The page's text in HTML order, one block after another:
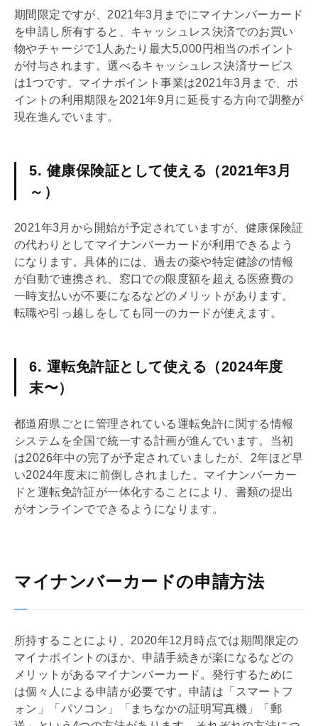
期間限定ですが、2021年3月までにマイナンバーカード
を申請し所有すると、キャッシュレス決済でのお買い
物やチャージで1人あたり最大5,000円相当のポイント
が付与されます。選べるキャッシュレス決済サービス
は1つです。マイナポイント事業は2021年3月まで、ポ
イントの利用期限を2021年9月に延長する方向で調整が
現在進んでいます。
5. 健康保険証として使える（2021年3月
～）
2021年3月から開始が予定されていますが、健康保険証
の代わりとしてマイナンバーカードが利用できるよう
になります。具体的には、過去の薬や特定健診の情報
が自動で連携され、窓口での限度額を超える医療費の
一時支払いが不要になるなどのメリットがあります。
転職や引っ越しをしても同一のカードが使えます。
6. 運転免許証として使える（2024年度
末〜）
都道府県ごとに管理されている運転免許に関する情報
システムを全国で統一する計画が進んでいます。当初
は2026年中の完了が予定されていましたが、2年ほど早
い2024年度末に前倒しされました。マイナンバーカー
ドと運転免許証が一体化することにより、書類の提出
がオンラインでできるようになります。
マイナンバーカードの申請方法
所持することにより、2020年12月時点では期間限定の
マイナポイントのほか、申請手続きが楽になるなどの
メリットがあるマイナンバーカード。発行するために
は個々人による申請が必要です。申請は「スマートフ
ォン」「パソコン」「まちなかの証明写真機」「郵